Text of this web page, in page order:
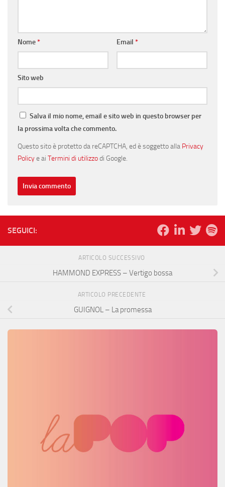
Nome* Email *
Sito web
Salva il mio nome, email e sito web in questo browser per
la prossima volta che commento.
Questo sito è protetto da reCAPTCHA, ed è soggetto alla Privacy
Policye ai Termini di utilizzodi Google.
SEGUICI:
ARTICOLO SUCCESSIVO
HAMMOND EXPRESS – Vertigo bossa
ARTICOLO PRECEDENTE
GUIGNOL – La promessa